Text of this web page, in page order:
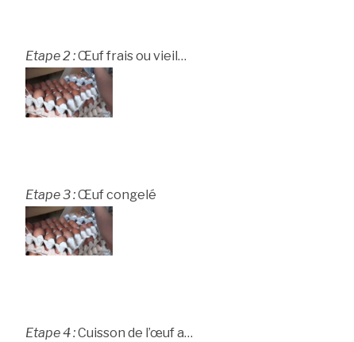
Etape 2 :Œuf frais ou vieil…
Etape 3 :Œuf congelé
Etape 4 :Cuisson de l’œuf a…